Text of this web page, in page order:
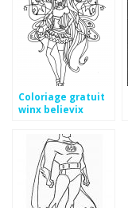
Coloriage gratuit
winx believix